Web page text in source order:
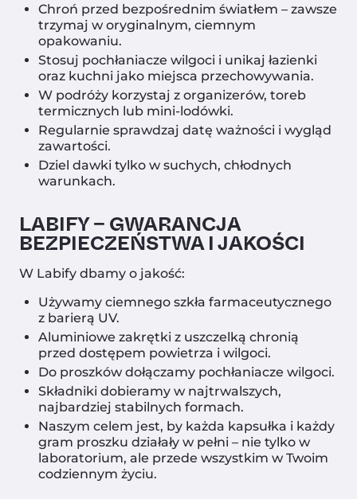
Chroń przed bezpośrednim światłem – zawsze
trzymaj w oryginalnym, ciemnym
opakowaniu.
Stosuj pochłaniacze wilgoci i unikaj łazienki
oraz kuchni jako miejsca przechowywania.
W podróży korzystaj z organizerów, toreb
termicznych lub mini-lodówki.
Regularnie sprawdzaj datę ważności i wygląd
zawartości.
Dziel dawki tylko w suchych, chłodnych
warunkach.
LABIFY – GWARANCJA
BEZPIECZEŃSTWA I JAKOŚCI
W Labify dbamy o jakość:
Używamy ciemnego szkła farmaceutycznego
z barierą UV.
Aluminiowe zakrętki z uszczelką chronią
przed dostępem powietrza i wilgoci.
Do proszków dołączamy pochłaniacze wilgoci.
Składniki dobieramy w najtrwalszych,
najbardziej stabilnych formach.
Naszym celem jest, by każda kapsułka i każdy
gram proszku działały w pełni – nie tylko w
laboratorium, ale przede wszystkim w Twoim
codziennym życiu.